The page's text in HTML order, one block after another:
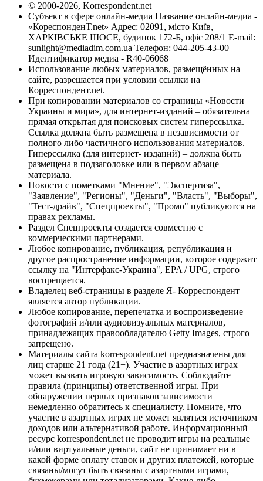
© 2000-2026, Korrespondent.net
Субъект в сфере онлайн-медиа Название онлайн-медиа -
«КореспонденТ.net» Адрес: 02091, місто Київ,
ХАРКІВСЬКЕ ШОСЕ, будинок 172-Б, офіс 208/1 E-mail:
sunlight@mediadim.com.ua Телефон: 044-205-43-00
Идентификатор медиа - R40-06068
Использование любых материалов, размещённых на
сайте, разрешается при условии ссылки на
Корреспондент.net.
При копировании материалов со страницы «Новости
Украины и мира», для интернет-изданий – обязательна
прямая открытая для поисковых систем гиперссылка.
Ссылка должна быть размещена в независимости от
полного либо частичного использования материалов.
Гиперссылка (для интернет- изданий) – должна быть
размещена в подзаголовке или в первом абзаце
материала.
Новости с пометками "Мнение", "Экспертиза",
"Заявление", "Регионы", "Деньги", "Власть", "Выборы",
"Тест-драйв", "Спецпроекты", "Промо" публикуются на
правах рекламы.
Раздел Спецпроекты создается совместно с
коммерческими партнерами.
Любое копирование, публикация, републикация и
другое распространение информации, которое содержит
ссылку на "Интерфакс-Украина", EPA / UPG, строго
воспрещается.
Владелец веб-страницы в разделе Я- Корреспондент
является автор публикации.
Любое копирование, перепечатка и воспроизведение
фотографий и/или аудиовизуальных материалов,
принадлежащих правообладателю Getty Images, строго
запрещено.
Материалы сайта korrespondent.net предназначены для
лиц старше 21 года (21+). Участие в азартных играх
может вызвать игровую зависимость. Соблюдайте
правила (принципы) ответственной игры. При
обнаружении первых признаков зависимости
немедленно обратитесь к специалисту. Помните, что
участие в азартных играх не может являться источником
доходов или альтернативой работе. Информационный
ресурс korrespondent.net не проводит игры на реальные
и/или виртуальные деньги, сайт не принимает ни в
какой форме оплату ставок и других платежей, которые
связаны/могут быть связаны с азартными играми,